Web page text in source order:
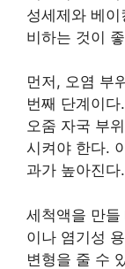
성세제와 베
비하는 것이
먼저, 오염 부
번째 단계이
오줌 자국 부
시켜야 한다.
과가 높아진다.
세척액을 만
이나 염기성
변형을 줄 수